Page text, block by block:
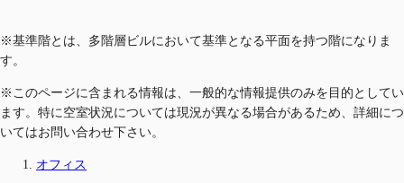
※基準階とは、多階層ビルにおいて基準となる平面を持つ階になりま
す。
※このページに含まれる情報は、一般的な情報提供のみを目的としてい
ます。特に空室状況については現況が異なる場合があるため、詳細につ
いてはお問い合わせ下さい。
オフィス